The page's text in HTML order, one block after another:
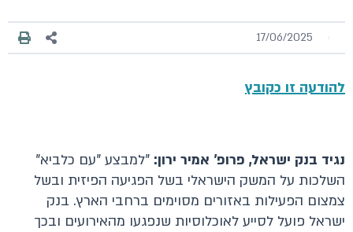
17/06/2025
להודעה זו כקובץ
נגיד בנק ישראל, פרופ' אמיר ירון: "למבצע "עם כלביא"
השלכות על המשק הישראלי בשל הפגיעה הפיזית ובשל
צמצום הפעילות באזורים מסוימים ברחבי הארץ. בנק
ישראל פועל לסייע לאוכלוסיות שנפגעו מהאירועים ובכך